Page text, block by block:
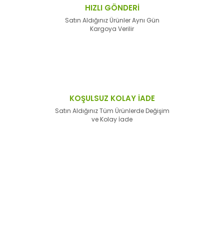
HIZLI GÖNDERİ
Satın Aldığınız Ürünler Aynı Gün
Kargoya Verilir
KOŞULSUZ KOLAY İADE
Satın Aldığınız Tüm Ürünlerde Değişim
ve Kolay İade